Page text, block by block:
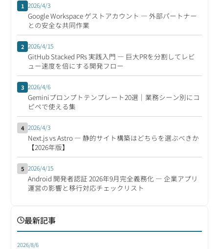
1 2026/4/3
Google Workspace ゲストアカウント ― 外部パートナー
との安全な共同作業
2 2026/4/15
GitHub Stacked PRs 実践入門 ― 巨大PRを分割してレビ
ュー速度を倍にする開発フロー
3 2026/4/6
Geminiプロンプトテンプレート20選｜業務シーン別にコ
ピペで使える集
4 2026/4/3
Next.js vs Astro ― 静的サイト構築はどちらを選ぶべきか
【2026年版】
5 2026/4/15
Android 開発者認証 2026年9月完全義務化 ― 企業アプリ
運営の影響と移行対応チェックリスト
最新記事
2026/8/6